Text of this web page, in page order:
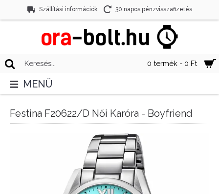
Szállítási információk 30 napos pénzvisszafizetés
0 termék - 0 Ft
MENÜ
Festina F20622/D Női Karóra - Boyfriend